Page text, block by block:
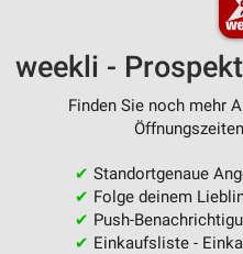
weekli -
Finden Sie noch mehr
✔ Standortgenaue
✔ Folge deinem
✔ Push-
✔ Einkaufsliste -